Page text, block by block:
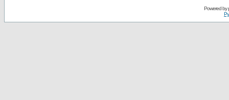
Powered by